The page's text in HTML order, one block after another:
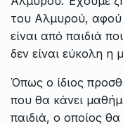
του Αλμυρού, αφού
είναι από παιδιά
δεν είναι εύκολη η
Όπως ο ίδιος
που θα κάνει
παιδιά, ο οποίος θα